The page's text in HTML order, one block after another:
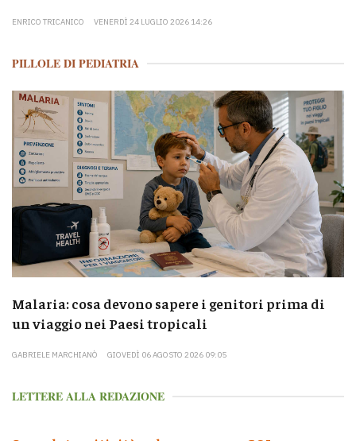
ENRICO TRICANICO VENERDÌ 24 LUGLIO 2026 14:26
PILLOLE DI PEDIATRIA
Malaria: cosa devono sapere i genitori prima di
un viaggio nei Paesi tropicali
GABRIELE MARCHIANÒ GIOVEDÌ 06 AGOSTO 2026 09:05
LETTERE ALLA REDAZIONE